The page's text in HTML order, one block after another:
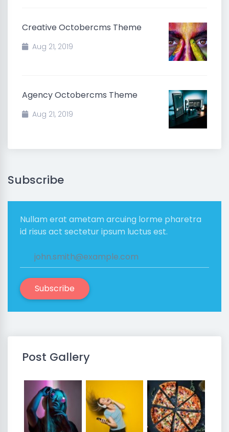
Creative Octobercms Theme
Aug 21, 2019
Agency Octobercms Theme
Aug 21, 2019
Subscribe
Nullam erat ametam arcuing lorme pharetra
id risus act sectetur ipsum luctus est.
Subscribe
Post Gallery